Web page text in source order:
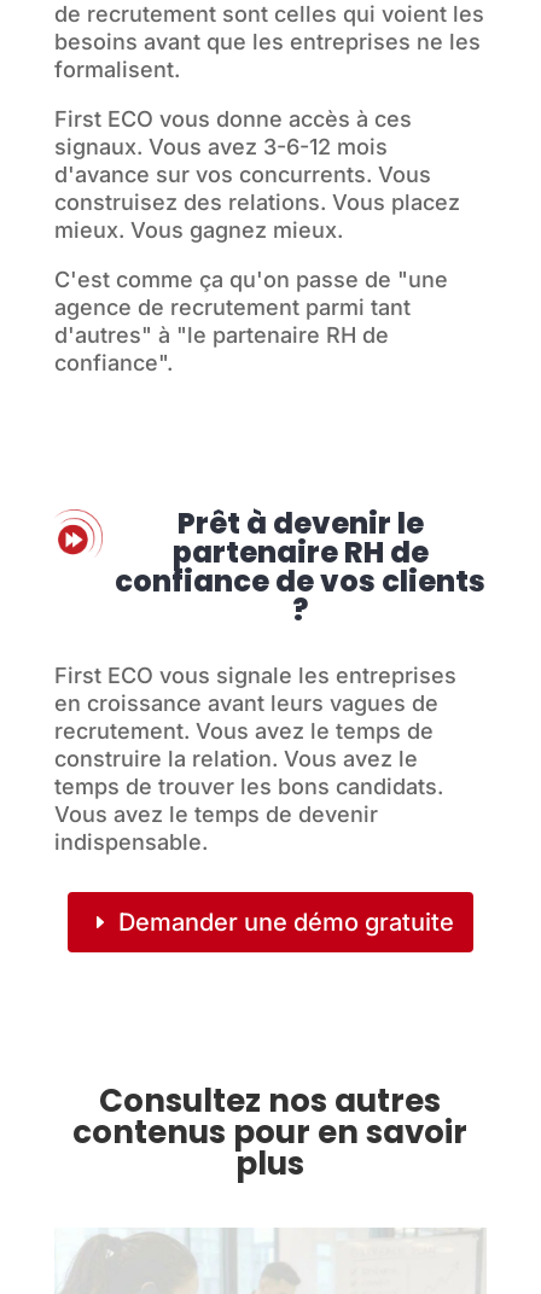
de recrutement sont celles qui voient les
besoins avant que les entreprises ne les
formalisent.
First ECO vous donne accès à ces
signaux. Vous avez 3-6-12 mois
d'avance sur vos concurrents. Vous
construisez des relations. Vous placez
mieux. Vous gagnez mieux.
C'est comme ça qu'on passe de "une
agence de recrutement parmi tant
d'autres" à "le partenaire RH de
confiance".
Prêt à devenir le
partenaire RH de
confiance de vos clients
?
First ECO vous signale les entreprises
en croissance avant leurs vagues de
recrutement. Vous avez le temps de
construire la relation. Vous avez le
temps de trouver les bons candidats.
Vous avez le temps de devenir
indispensable.
Demander une démo gratuite
Consultez nos autres
contenus pour en savoir
plus